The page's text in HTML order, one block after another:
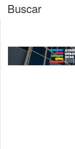
Buscar